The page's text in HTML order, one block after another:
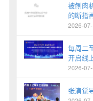
被刨肉
的断指
2026-
每周二
开启线
2026-
张演觉